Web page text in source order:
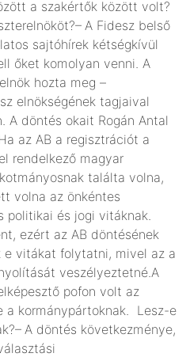
a szakértők között volt?
A Fidesz belső
sajtóhírek kétségkívül
őket komolyan venni. A
hozta meg –
elnökségének tagjaival
döntés okait Rogán Antal
az AB a regisztrációt a
rendelkező magyar
találta volna,
volna az önkéntes
politikai és jogi vitáknak.
ezért az AB döntésének
e vitákat folytatni, mivel az a
veszélyeztetné.A
pofon volt az
a kormánypártoknak. Lesz-e
A döntés következménye,